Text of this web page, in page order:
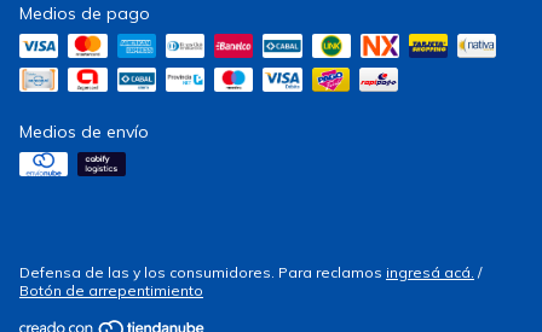
Medios de pago
Medios de envío
Defensa de las y los consumidores. Para reclamos ingresá acá. /
Botón de arrepentimiento